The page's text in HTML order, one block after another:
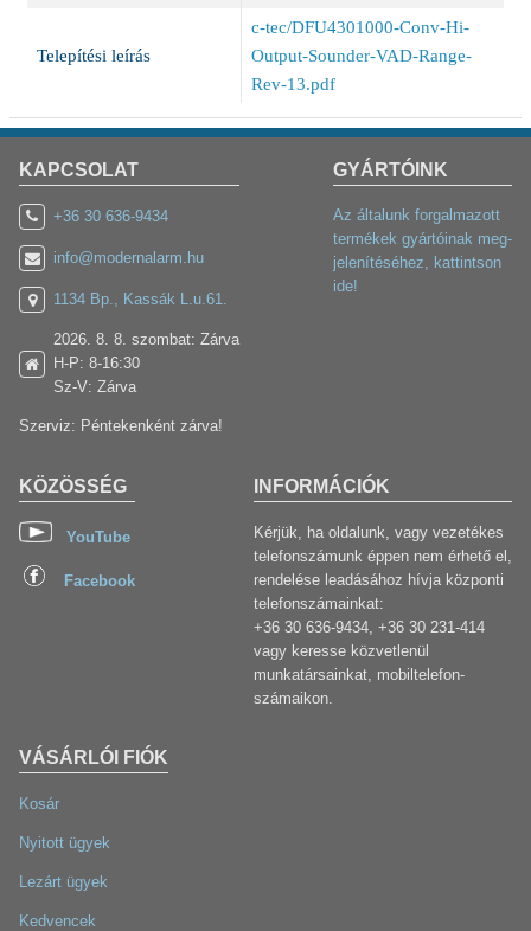
Telepítési leírás
c-tec/DFU4301000-Conv-Hi-
Output-Sounder-VAD-Range-
Rev-13.pdf
KAPCSOLAT
+36 30 636-9434
info@modernalarm.hu
1134 Bp., Kassák L.u.61.
2026. 8. 8. szombat: Zárva
H-P: 8-16:30
Sz-V: Zárva
Szerviz: Péntekenként zárva!
VÁSÁRLÓI FIÓK
Kosár
Nyitott ügyek
Lezárt ügyek
Kedvencek
KÖZÖSSÉG
YouTube
Facebook
INFORMÁCIÓK
Kérjük, ha oldalunk, vagy vezetékes
telefonszámunk éppen nem érhető el,
rendelése leadásához hívja központi
telefonszámainkat:
+36 30 636-9434, +36 30 231-414
vagy keresse közvetlenül
munkatársainkat, mobiltelefon-
számaikon.
GYÁRTÓINK
Az általunk forgalmazott
termékek gyártóinak meg-
jelenítéséhez, kattintson
ide!